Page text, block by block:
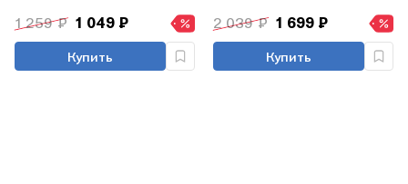
1 259 ₽ 1 049 ₽
Купить
2 039 ₽ 1 699 ₽
Купить